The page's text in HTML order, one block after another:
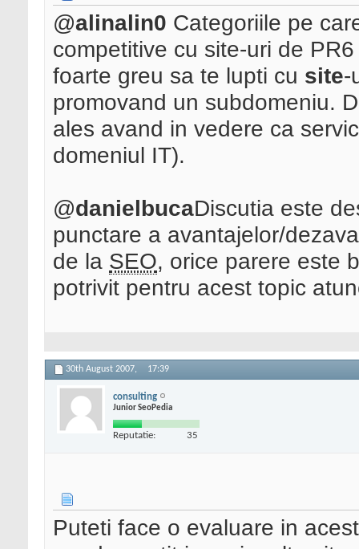
@alinalin0 Categoriile pe
competitive cu site-uri de
foarte greu sa te lupti cu site-
promovand un subdomeniu.
ales avand in vedere ca
domeniul IT).
@danielbucaDiscutia este
punctare a avantajelor/
de la SEO, orice parere este
potrivit pentru acest topic
30th August 2007, 17:39
consulting
Junior SeoPedia
Reputatie: 35
Puteti face o evaluare in